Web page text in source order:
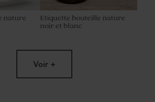
nature
Etiquette bouteille nature
noir et blanc
Voir +